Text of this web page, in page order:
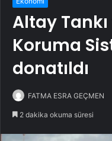
Altay Tankı
Koruma
donatıldı
FATMA ESRA GEÇMEN
2 dakika okuma süresi